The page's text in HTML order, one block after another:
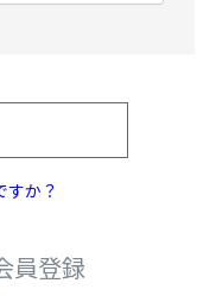
すか？
員登録